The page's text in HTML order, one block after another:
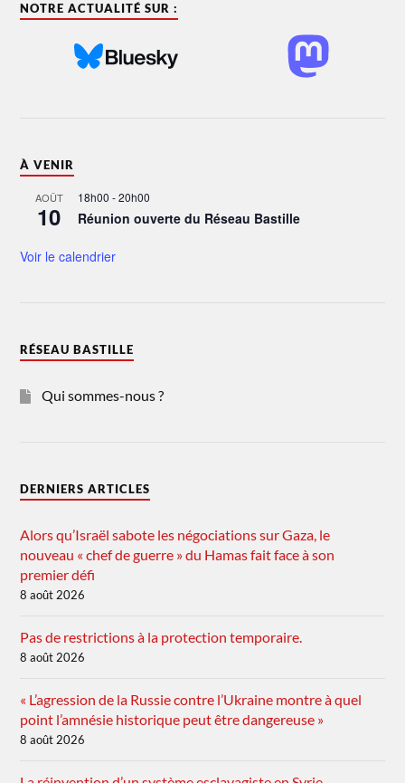
NOTRE ACTUALITÉ SUR :
À VENIR
AOÛT
10
18h00 -20h00
Réunion ouverte du Réseau Bastille
Voir le calendrier
RÉSEAU BASTILLE
Qui sommes-nous ?
DERNIERS ARTICLES
Alors qu’Israël sabote les négociations sur Gaza, le
nouveau « chef de guerre » du Hamas fait face à son
premier défi
8 août 2026
Pas de restrictions à la protection temporaire.
8 août 2026
« L’agression de la Russie contre l’Ukraine montre à quel
point l’amnésie historique peut être dangereuse »
8 août 2026